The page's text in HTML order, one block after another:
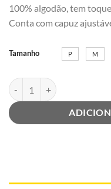
100% algodão, tem
Conta com capuz
Tamanho P M
Casaco Cropped